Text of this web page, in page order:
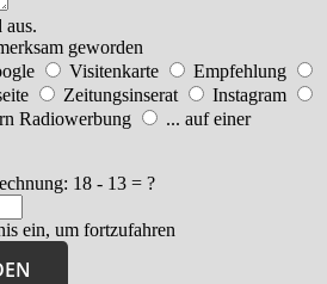
aus.
geworden
Visitenkarte
Empfehlung
Zeitungsinserat
Instagram
Radiowerbung
... auf einer
18 - 13 = ?
ein, um fortzufahren